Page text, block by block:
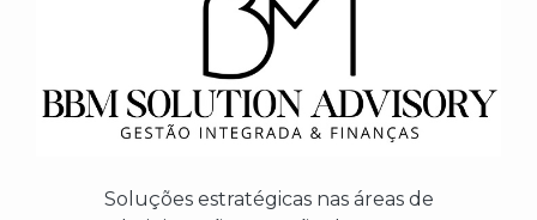
Soluções estratégicas nas áreas de